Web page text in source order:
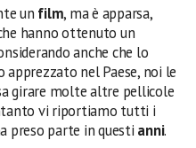
un film, ma è apparsa,
hanno ottenuto un
anche che lo
nel Paese, noi le
girare molte altre pellicole
vi riportiamo tutti i
preso parte in questi anni.